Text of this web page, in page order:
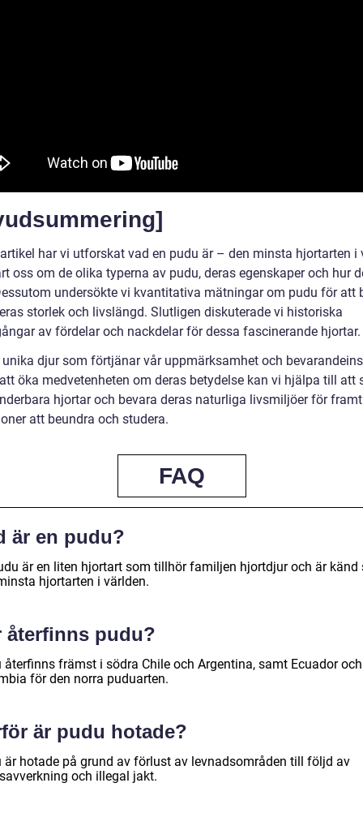
har vi utforskat vad en pudu är – den minsta hjortarten i
oss om de olika typerna av pudu, deras egenskaper och hur
undersökte vi kvantitativa mätningar om pudu för att
storlek och livslängd. Slutligen diskuterade vi historiska
av fördelar och nackdelar för dessa fascinerande hjortar.
djur som förtjänar vår uppmärksamhet och
öka medvetenheten om deras betydelse kan vi hjälpa till att
hjortar och bevara deras naturliga livsmiljöer för
att beundra och studera.
FAQ
är en pudu?
är en liten hjortart som tillhör familjen hjortdjur och är känd
hjortarten i världen.
återfinns pudu?
återfinns främst i södra Chile och Argentina, samt Ecuador och
för den norra puduarten.
är pudu hotade?
är hotade på grund av förlust av levnadsområden till följd av
och illegal jakt.